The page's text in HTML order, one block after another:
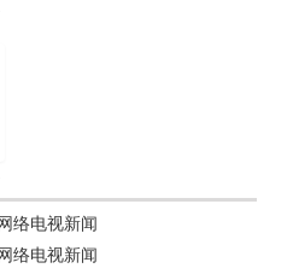
络电视新闻
络电视新闻